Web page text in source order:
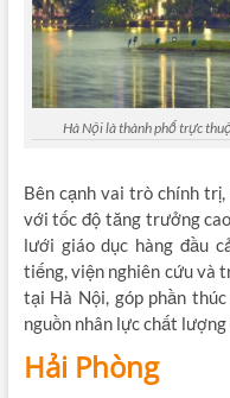
Hà Nội là thành phố trực
Bên cạnh vai trò chính
với tốc độ tăng trưởng
lưới giáo dục hàng đầu
tiếng, viện nghiên cứu và
tại Hà Nội, góp phần
nguồn nhân lực chất lượng
Hải Phòng